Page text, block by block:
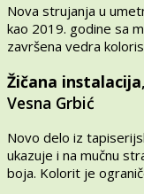
Nova strujanja u
kao 2019. godine sa
završena vedra
Žičana instalacija
Vesna Grbić
Novo delo iz
ukazuje i na mučnu
boja. Kolorit je